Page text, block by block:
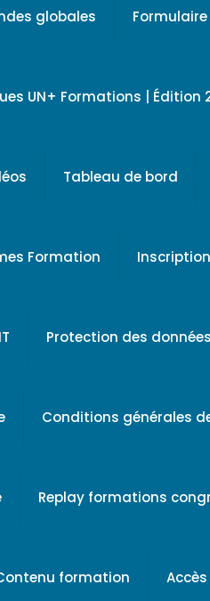
globales Formulaire
UN+ Formations | Édition
Tableau de bord
Formation
Protection des
Conditions générales
Replay formations
formation